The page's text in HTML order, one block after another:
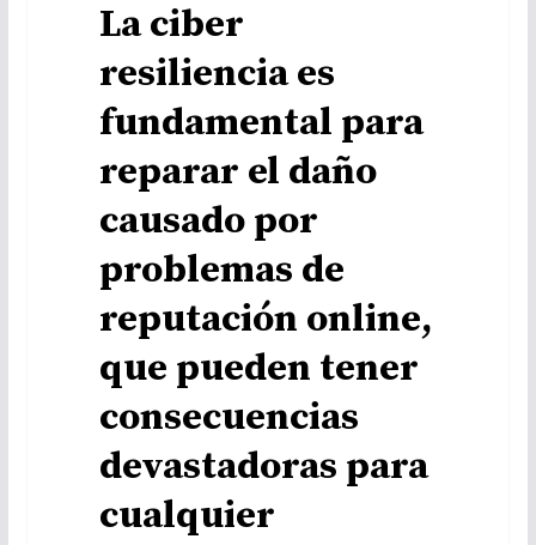
La ciber
resiliencia es
fundamental para
reparar el daño
causado por
problemas de
reputación online,
que pueden tener
consecuencias
devastadoras para
cualquier